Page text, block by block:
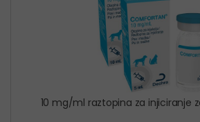
10 mg/ml raztopina za injiciranje